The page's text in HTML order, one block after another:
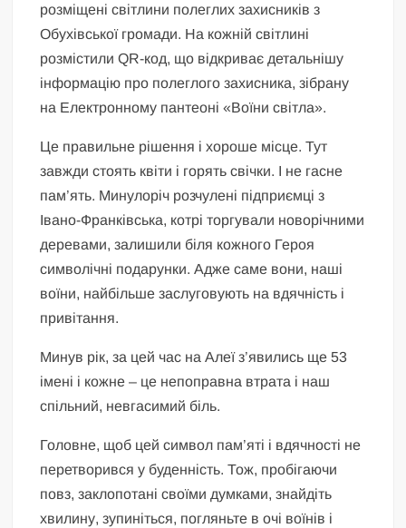
розміщені світлини полеглих захисників з
Обухівської громади. На кожній світлині
розмістили QR-код, що відкриває детальнішу
інформацію про полеглого захисника, зібрану
на Електронному пантеоні «Воїни світла».
Це правильне рішення і хороше місце. Тут
завжди стоять квіти і горять свічки. І не гасне
пам’ять. Минулоріч розчулені підприємці з
Івано-Франківська, котрі торгували новорічними
деревами, залишили біля кожного Героя
символічні подарунки. Адже саме вони, наші
воїни, найбільше заслуговують на вдячність і
привітання.
Минув рік, за цей час на Алеї з’явились ще 53
імені і кожне – це непоправна втрата і наш
спільний, невгасимий біль.
Головне, щоб цей символ пам’яті і вдячності не
перетворився у буденність. Тож, пробігаючи
повз, заклопотані своїми думками, знайдіть
хвилину, зупиніться, погляньте в очі воїнів і